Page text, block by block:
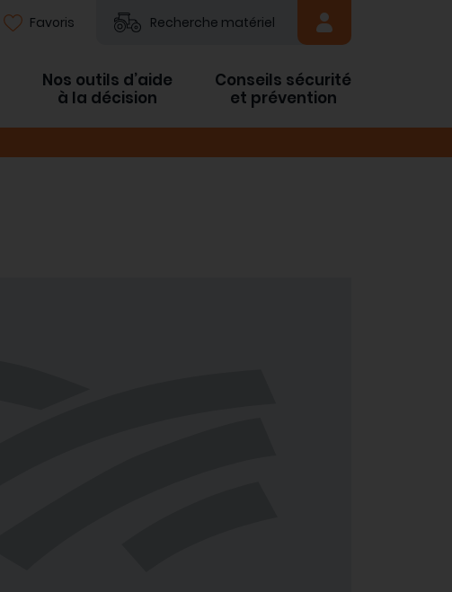
Favoris Recherche matériel
Nos outils d’aide
à la décision
Conseils sécurité
et prévention